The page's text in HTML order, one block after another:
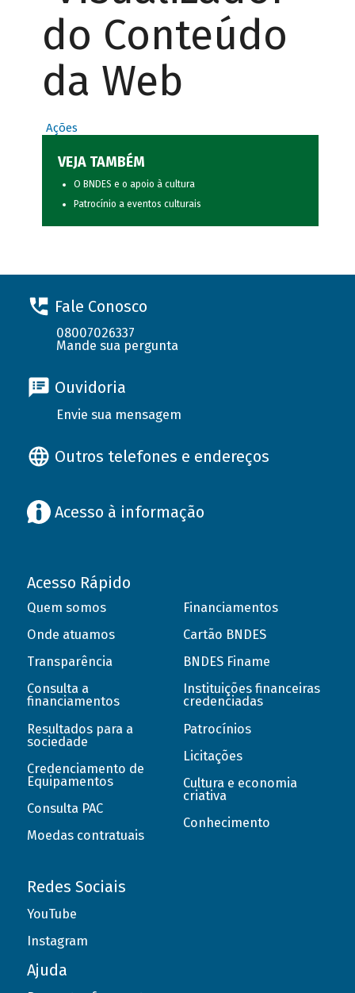
do Conteúdo
da Web
Ações
VEJA TAMBÉM
O BNDES e o apoio à cultura
Patrocínio a eventos culturais
Fale Conosco
08007026337
Mande sua pergunta
Ouvidoria
Envie sua mensagem
Outros telefones e endereços
Acesso à informação
Acesso Rápido
Quem somos
Onde atuamos
Transparência
Consulta a
financiamentos
Resultados para a
sociedade
Credenciamento de
Equipamentos
Consulta PAC
Moedas contratuais
Financiamentos
Cartão BNDES
BNDES Finame
Instituições financeiras
credenciadas
Patrocínios
Licitações
Cultura e economia
criativa
Conhecimento
Redes Sociais
YouTube
Instagram
Ajuda